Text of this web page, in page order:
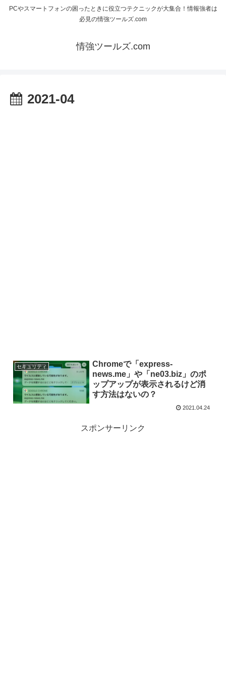
PCやスマートフォンの困ったときに役立つテクニックが大集合！情報強者は
必見の情強ツールズ.com
情強ツールズ.com
2021-04
セキュリティ
Chromeで「express-
news.me」や「ne03.biz」のポ
ップアップが表示されるけど消
す方法はないの？
2021.04.24
スポンサーリンク